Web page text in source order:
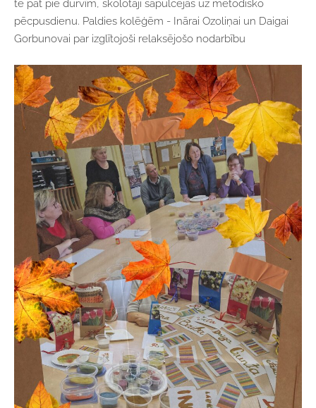
te pat pie durvīm, skolotāji sapulcējās uz metodisko
pēcpusdienu. Paldies kolēģēm - Inārai Ozoliņai un Daigai
Gorbunovai par izglītojoši relaksējošo nodarbību